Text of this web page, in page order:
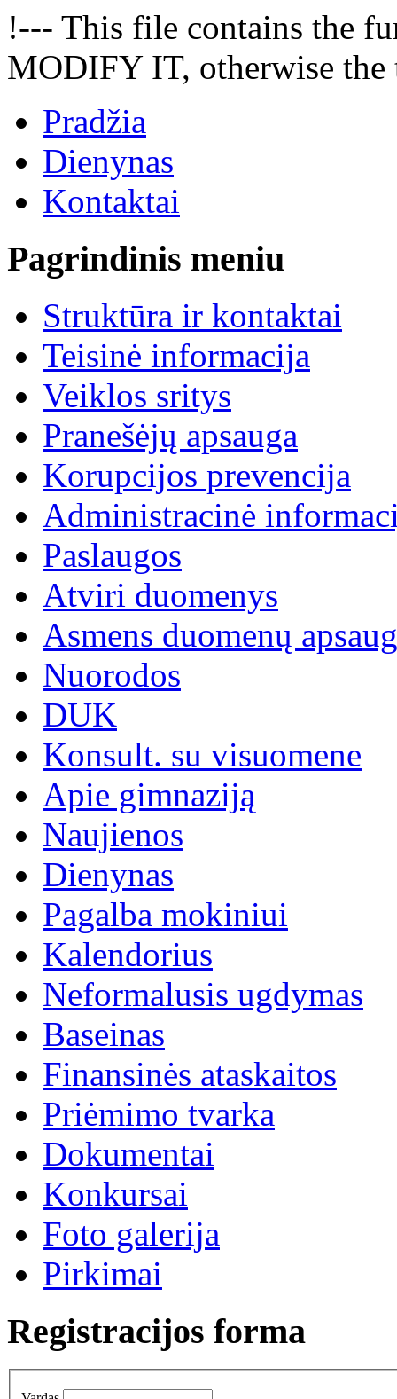
!--- This file contains the
MODIFY IT, otherwise
Pradžia
Dienynas
Kontaktai
Pagrindinis meniu
Struktūra ir kontaktai
Teisinė informacija
Veiklos sritys
Pranešėjų apsauga
Korupcijos prevencija
Administracinė
Paslaugos
Atviri duomenys
Asmens duomenų
Nuorodos
DUK
Konsult. su visuomene
Apie gimnaziją
Naujienos
Dienynas
Pagalba mokiniui
Kalendorius
Neformalusis ugdymas
Baseinas
Finansinės ataskaitos
Priėmimo tvarka
Dokumentai
Konkursai
Foto galerija
Pirkimai
Registracijos forma